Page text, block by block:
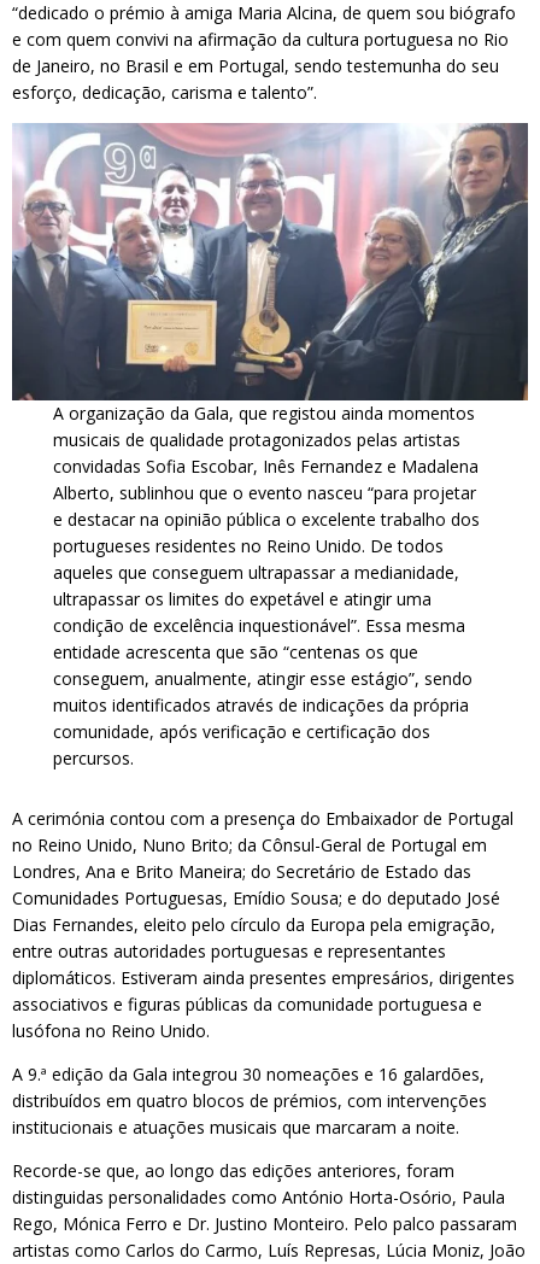
“dedicado o prémio à amiga Maria Alcina, de quem sou biógrafo
e com quem convivi na afirmação da cultura portuguesa no Rio
de Janeiro, no Brasil e em Portugal, sendo testemunha do seu
esforço, dedicação, carisma e talento”.
A organização da Gala, que registou ainda momentos
musicais de qualidade protagonizados pelas artistas
convidadas Sofia Escobar, Inês Fernandez e Madalena
Alberto, sublinhou que o evento nasceu “para projetar
e destacar na opinião pública o excelente trabalho dos
portugueses residentes no Reino Unido. De todos
aqueles que conseguem ultrapassar a medianidade,
ultrapassar os limites do expetável e atingir uma
condição de excelência inquestionável”. Essa mesma
entidade acrescenta que são “centenas os que
conseguem, anualmente, atingir esse estágio”, sendo
muitos identificados através de indicações da própria
comunidade, após verificação e certificação dos
percursos.
A cerimónia contou com a presença do Embaixador de Portugal
no Reino Unido, Nuno Brito; da Cônsul-Geral de Portugal em
Londres, Ana e Brito Maneira; do Secretário de Estado das
Comunidades Portuguesas, Emídio Sousa; e do deputado José
Dias Fernandes, eleito pelo círculo da Europa pela emigração,
entre outras autoridades portuguesas e representantes
diplomáticos. Estiveram ainda presentes empresários, dirigentes
associativos e figuras públicas da comunidade portuguesa e
lusófona no Reino Unido.
A 9.ª edição da Gala integrou 30 nomeações e 16 galardões,
distribuídos em quatro blocos de prémios, com intervenções
institucionais e atuações musicais que marcaram a noite.
Recorde-se que, ao longo das edições anteriores, foram
distinguidas personalidades como António Horta-Osório, Paula
Rego, Mónica Ferro e Dr. Justino Monteiro. Pelo palco passaram
artistas como Carlos do Carmo, Luís Represas, Lúcia Moniz, João